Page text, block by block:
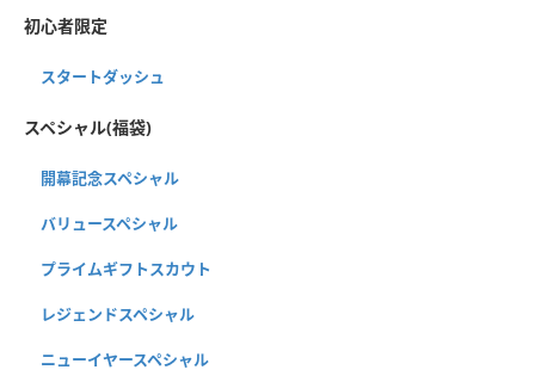
初心者限定
スタートダッシュ
スペシャル(福袋)
開幕記念スペシャル
バリュースペシャル
プライムギフトスカウト
レジェンドスペシャル
ニューイヤースペシャル